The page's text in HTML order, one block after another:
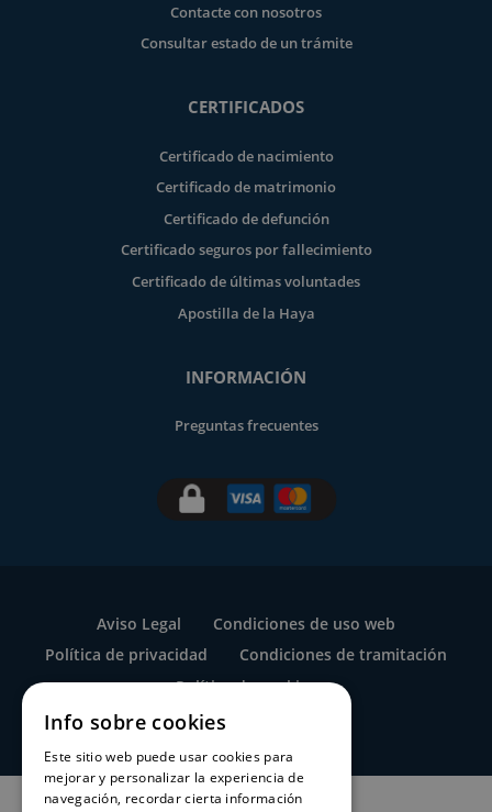
Contacte con nosotros
Consultar estado de un trámite
CERTIFICADOS
Certificado de nacimiento
Certificado de matrimonio
Certificado de defunción
Certificado seguros por fallecimiento
Certificado de últimas voluntades
Apostilla de la Haya
INFORMACIÓN
Preguntas frecuentes
Aviso Legal
Condiciones de uso web
Política de privacidad
Condiciones de tramitación
Política de cookies
Info sobre cookies
Este sitio web puede usar cookies para
mejorar y personalizar la experiencia de
navegación, recordar cierta información